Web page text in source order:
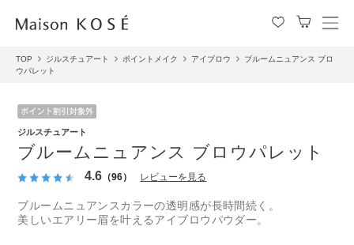
メ
ュ
TOP ジルスチュアート ポイントメイク アイブロウ
ブルームニュアンス ブロ
ウパレット
ジルスチュアート
ブルームニュアンス ブロウパレット
4.6 （96） レビューを見る
ブルームニュアンスカラーの透明感が長時間続く。
美しいエアリー眉を叶えるアイブロウパウダー。